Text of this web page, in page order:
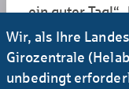
ein guter
als IT-
verantwortlich
Wir, als Ihre
Girozentrale
unbedingt